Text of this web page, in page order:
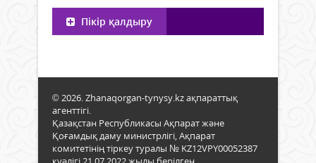
Пікір қалдыру
© 2026. Zhanaqorgan-tynysy.kz ақпараттық
агенттігі.
Қазақстан Республикасы Ақпарат және
Қоғамдық даму министрлігі, Ақпарат
комитетінің тіркеу туралы № KZ12VPY00052387